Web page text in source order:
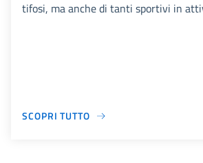
tifosi, ma anche di tanti sportivi in
SCOPRI TUTTO